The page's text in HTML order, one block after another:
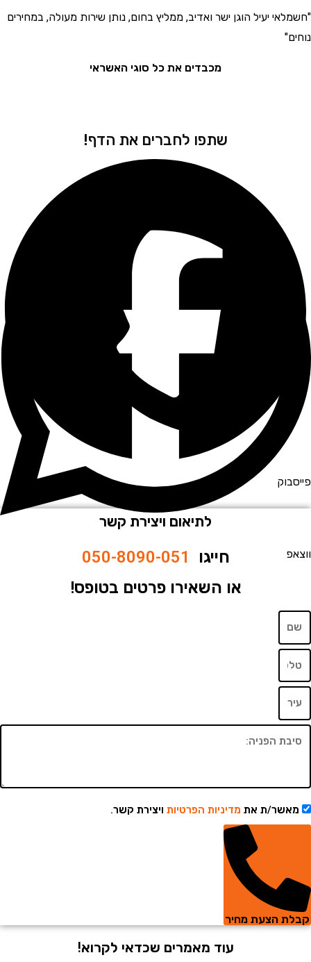
יעיל הוגן ישר ואדיב, ממליץ בחום, נותן שירות מעולה, במחירים
מכבדים את כל סוגי האשראי
שתפו לחברים את הדף!
לתיאום ויצירת קשר
חייגו050-8090-051
או השאירו פרטים בטופס!
ת אתמדיניות הפרטיותויצירת קשר.
הצעת מחיר
עוד מאמרים שכדאי לקרוא!